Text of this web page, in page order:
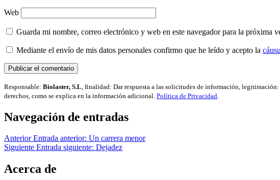
Web
Guarda mi nombre, correo electrónico y web en este navegador para la próxima
Mediante el envío de mis datos personales confirmo que he leído y acepto la
Responsable: Biolaster, S.L , finalidad: Dar respuesta a las solicitudes de información,
derechos, como se explica en la información adicional. Política de Privacidad
Navegación de entradas
Anterior Entrada anterior: Un carrera menor
Siguiente Entrada siguiente: Dejadez
Acerca de